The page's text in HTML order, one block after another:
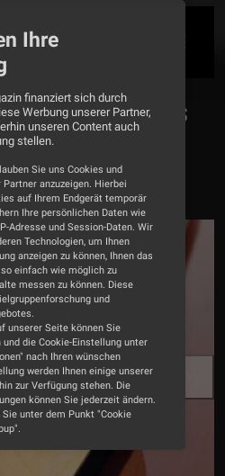
für analoges
Kultur
Ihre
finanziert sich durch
Werbung unserer Partner,
unseren Content auch
stellen.
Sie uns Cookies und
anzuzeigen. Hierbei
auf Ihrem Endgerät temporär
Ihre persönlichen Daten wie
Adresse und Session-Daten. Wir
Technologien, um Ihnen
anzeigen zu können, Ihnen das
einfach wie möglich zu
messen zu können. Diese
und
unserer Seite können Sie
die Cookie-Einstellung unter
nach Ihren wünschen
werden Ihnen einige unserer
zur Verfügung stehen. Die
können Sie jederzeit ändern.
unter dem Punkt "Cookie
akzeptieren